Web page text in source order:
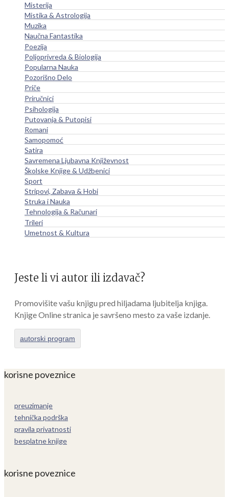
Misterija
Mistika & Astrologija
Muzika
Naučna Fantastika
Poezija
Poljoprivreda & Biologija
Popularna Nauka
Pozorišno Delo
Priče
Priručnici
Psihologija
Putovanja & Putopisi
Romani
Samopomoć
Satira
Savremena Ljubavna Književnost
Školske Knjige & Udžbenici
Sport
Stripovi, Zabava & Hobi
Struka i Nauka
Tehnologija & Računari
Trileri
Umetnost & Kultura
Jeste li vi autor ili izdavač?
Promovišite vašu knjigu pred hiljadama ljubitelja knjiga.
Knjige Online stranica je savršeno mesto za vaše izdanje.
autorski program
korisne poveznice
preuzimanje
tehnička podrška
pravila privatnosti
besplatne knjige
korisne poveznice